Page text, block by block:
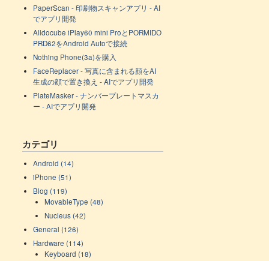
PaperScan - 印刷物スキャンアプリ - AI
でアプリ開発
Alldocube iPlay60 mini ProとPORMIDO
PRD62をAndroid Autoで接続
Nothing Phone(3a)を購入
FaceReplacer - 写真に含まれる顔をAI
生成の顔で置き換え - AIでアプリ開発
PlateMasker - ナンバープレートマスカ
ー - AIでアプリ開発
カテゴリ
Android (14)
iPhone (51)
Blog (119)
MovableType (48)
Nucleus (42)
General (126)
Hardware (114)
Keyboard (18)